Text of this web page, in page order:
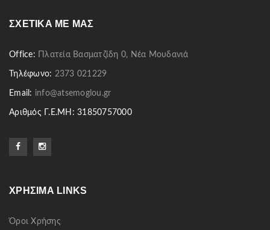
ΣΧΕΤΙΚΆ ΜΕ ΜΑΣ
Office: Πλατεία Βασματζίδη 0, Νέα Μουδανιά
Τηλέφωνο: 2373 021229
Email: info@atsemoglou.gr
Αριθμός Γ.Ε.ΜΗ: 31850757000
ΧΡΉΣΙΜΑ LINKS
Όροι Χρήσης